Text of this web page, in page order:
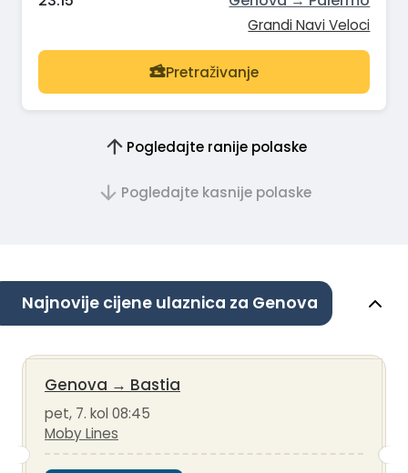
Grandi Navi Veloci
Pretraživanje
Pogledajte ranije polaske
Pogledajte kasnije polaske
Najnovije cijene ulaznica za Genova
Genova → Bastia
pet, 7. kol 08:45
Moby Lines